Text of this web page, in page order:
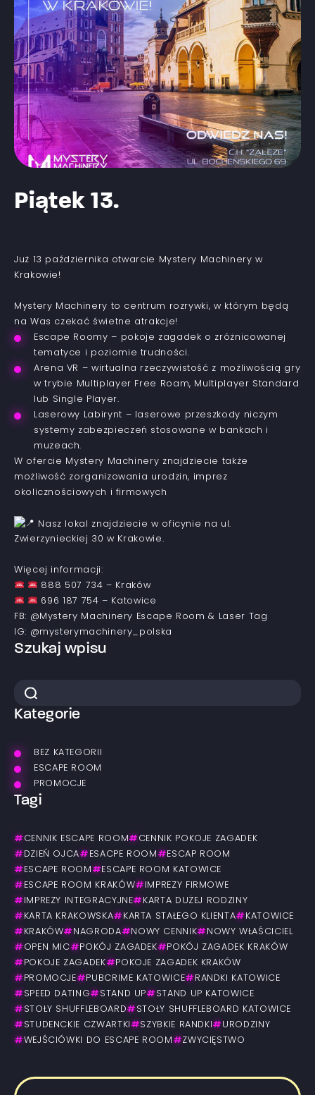
Piątek 13.
Już 13 października otwarcie Mystery Machinery w
Krakowie!
Mystery Machinery to centrum rozrywki, w którym będą
na Was czekać świetne atrakcje!
Escape Roomy – pokoje zagadek o zróżnicowanej
tematyce i poziomie trudności.
Arena VR – wirtualna rzeczywistość z możliwością gry
w trybie Multiplayer Free Roam, Multiplayer Standard
lub Single Player.
Laserowy Labirynt – laserowe przeszkody niczym
systemy zabezpieczeń stosowane w bankach i
muzeach.
W ofercie Mystery Machinery znajdziecie także
możliwość zorganizowania urodzin, imprez
okolicznościowych i firmowych
Nasz lokal znajdziecie w oficynie na ul.
Zwierzynieckiej 30 w Krakowie.
Więcej informacji:
888 507 734 – Kraków
696 187 754 – Katowice
FB: @Mystery Machinery Escape Room & Laser Tag
IG: @mysterymachinery_polska
Szukaj wpisu
Kategorie
BEZ KATEGORII
ESCAPE ROOM
PROMOCJE
Tagi
# CENNIK ESCAPE ROOM # CENNIK POKOJE ZAGADEK
# DZIEŃ OJCA# ESACPE ROOM # ESCAP ROOM
# ESCAPE ROOM # ESCAPE ROOM KATOWICE
# ESCAPE ROOM KRAKÓW# IMPREZY FIRMOWE
# IMPREZY INTEGRACYJNE# KARTA DUŻEJ RODZINY
# KARTA KRAKOWSKA# KARTA STAŁEGO KLIENTA# KATOWICE
# KRAKÓW# NAGRODA# NOWY CENNIK# NOWY WŁAŚCICIEL
# OPEN MIC# POKÓJ ZAGADEK# POKÓJ ZAGADEK KRAKÓW
# POKOJE ZAGADEK# POKOJE ZAGADEK KRAKÓW
# PROMOCJE# PUBCRIME KATOWICE# RANDKI KATOWICE
# SPEED DATING# STAND UP# STAND UP KATOWICE
# STOŁY SHUFFLEBOARD# STOŁY SHUFFLEBOARD KATOWICE
# STUDENCKIE CZWARTKI #SZYBKIE RANDKI # URODZINY
#WEJŚCIÓWKI DO ESCAPE ROOM #ZWYCIĘSTWO